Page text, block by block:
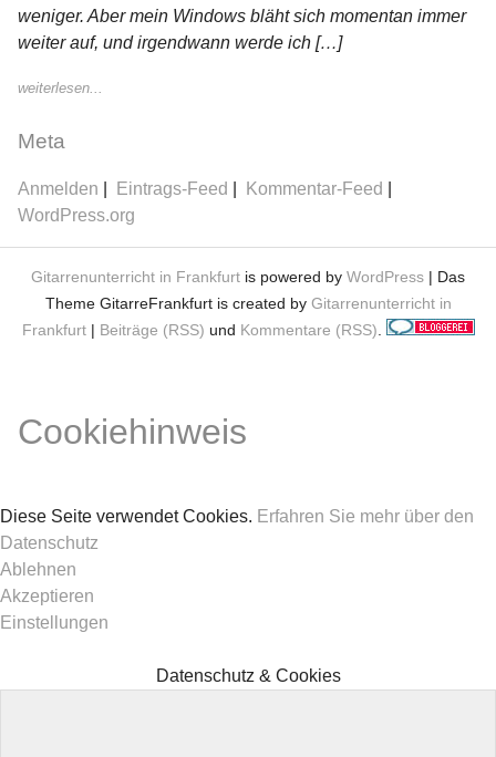
weniger. Aber mein Windows bläht sich momentan immer
weiter auf, und irgendwann werde ich […]
weiterlesen...
Meta
Anmelden Eintrags-Feed
Kommentar-Feed
WordPress.org
Gitarrenunterricht in Frankfurt is powered by WordPress | Das
Theme GitarreFrankfurt is created by Gitarrenunterricht in
Frankfurt| Beiträge (RSS) und Kommentare (RSS)
Cookiehinweis
Diese Seite verwendet Cookies. Erfahren Sie mehr über den
Datenschutz
Ablehnen
Akzeptieren
Einstellungen
Datenschutz & Cookies